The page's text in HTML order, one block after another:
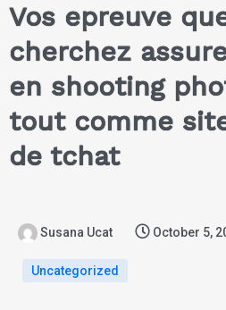
Vos epreuve
cherchez
en shooting
tout comme
de tchat
Susana Ucat October 5,
Uncategorized